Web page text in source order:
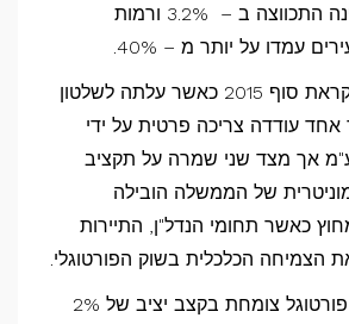
הכלכלית של המדינה התכווצה ב – 3.2% ורמות
עמדו על יותר מ – 40%.
המפנה התרחש לקראת סוף 2015 כאשר עלתה לשלטון
עודדה צריכה פרטית על ידי
אך מצד שני שמרה על תקציב
של הממשלה הובילה
כאשר תחומי הנדל"ן, התיירות
הצמיחה הכלכלית בשוק הפורטוגלי.
נכון להיום, כלכלת פורטוגל צומחת בקצב יציב של 2%